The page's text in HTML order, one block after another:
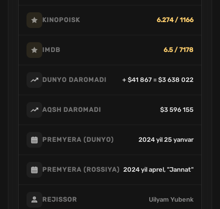
KINOPOISK 6.274 / 1166
IMDB 6.5 / 7178
DUNYO DAROMADI + $41 867 = $3 638 022
AQSH DAROMADI $3 596 155
PREMYERA (DUNYO) 2024 yil 25 yanvar
PREMYERA (ROSSIYA) 2024 yil aprel, "Jannat"
REJISSOR Uilyam Yubenk